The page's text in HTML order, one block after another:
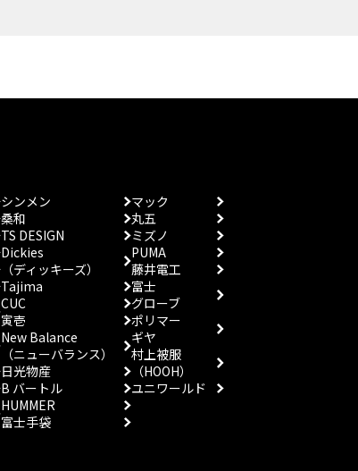
シンメン
桑和
TS DESIGN
Dickies
（ディッキーズ）
Tajima
CUC
寅壱
New Balance
（ニューバランス）
日光物産
B バートル
HUMMER
富士手袋
マック
丸五
ミズノ
PUMA
藤井電工
富士
グローブ
ポリマー
ギヤ
村上被服
（HOOH）
ユニワールド